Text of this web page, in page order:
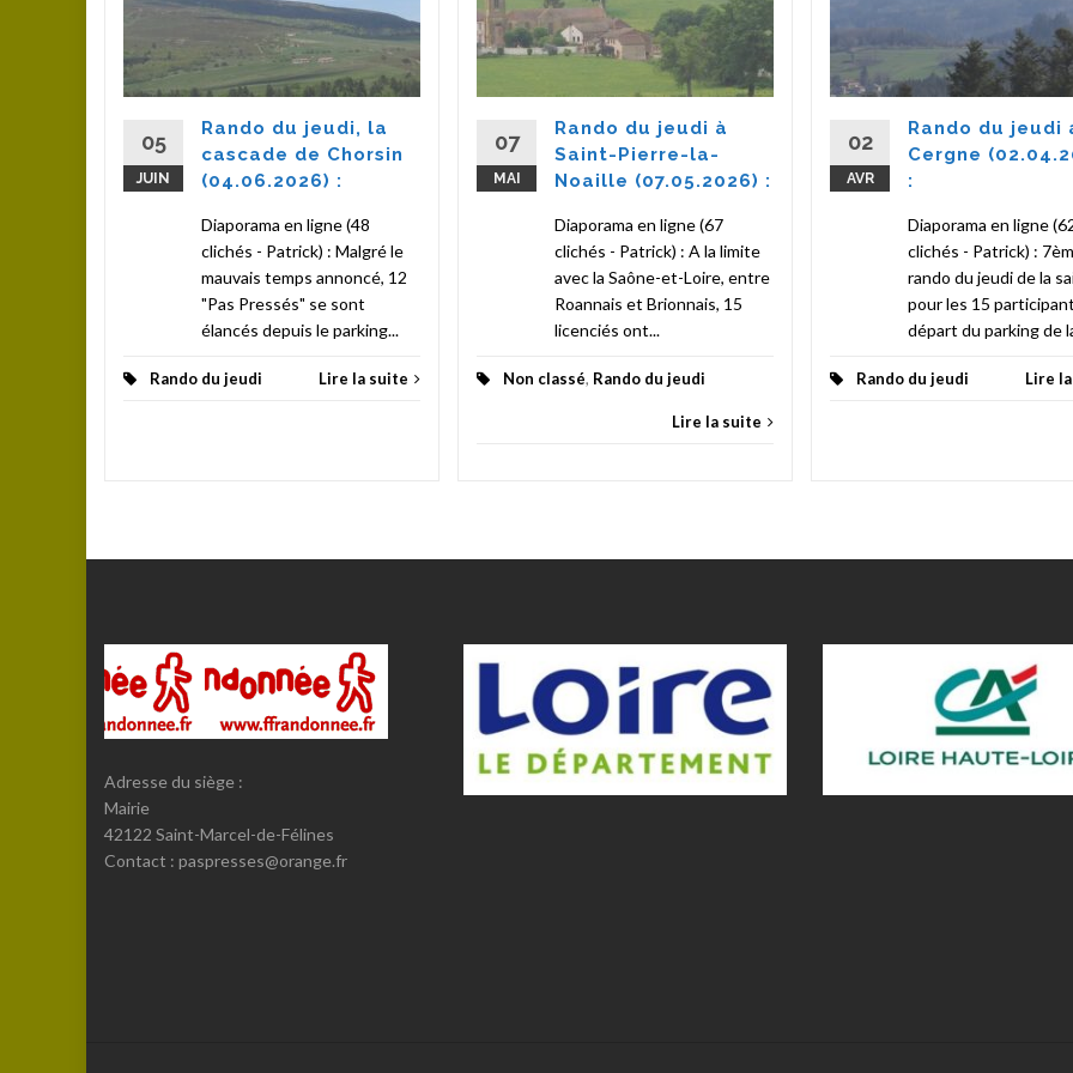
05
JUIN
Rando du jeudi, la
cascade de Chorsin
(04.06.2026) :
Diaporama en ligne (48
clichés - Patrick) : Malgré le
mauvais temps annoncé, 12
"Pas Pressés" se sont
élancés depuis le parking...
Rando du jeudi Lire la suite
07
MAI
Rando du jeudi à
Saint-Pierre-la-
Noaille (07.05.2026) :
Diaporama en ligne (67
clichés - Patrick) : A la limite
avec la Saône-et-Loire, entre
Roannais et Brionnais, 15
licenciés ont...
Non classé, Rando du jeudi
Lire la suite
02
AVR
Rando du jeudi
Cergne
:
Diaporama en ligne
clichés - Patrick) :
rando du jeudi de la
pour les 15
départ du parking de
Rando du jeudi Lire
Adresse du siège :
Mairie
42122 Saint-Marcel-de-Félines
Contact : paspresses@orange.fr